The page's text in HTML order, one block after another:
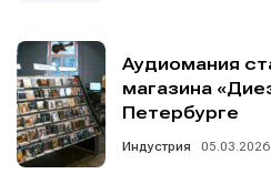
Аудиомания
магазина
Петербурге
Индустрия 05.03.2026